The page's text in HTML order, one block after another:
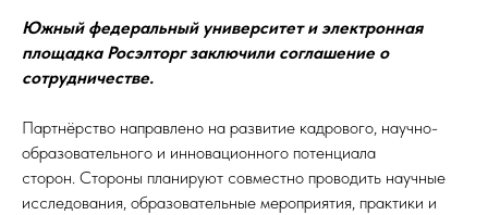
Южный федеральный университет и электронная
площадка Росэлторг заключили соглашение о
сотрудничестве.
Партнёрство направлено на развитие кадрового, научно-
образовательного и инновационного потенциала
сторон. Стороны планируют совместно проводить научные
исследования, образовательные мероприятия, практики и